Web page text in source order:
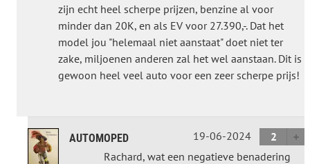
zijn echt heel scherpe prijzen, benzine al voor
minder dan 20K, en als EV voor 27.390,-. Dat het
model jou "helemaal niet aanstaat" doet niet ter
zake, miljoenen anderen zal het wel aanstaan. Dit is
gewoon heel veel auto voor een zeer scherpe prijs!
AUTOMOPED 19-06-2024
2
Rachard, wat een negatieve benadering